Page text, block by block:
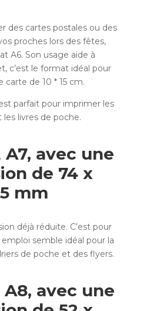
des cartes postales ou des
proches lors des fêtes,
A6. Son usage aide à
c’est le format idéal pour
carte de 10 * 15 cm.
est parfait pour imprimer les
les livres de poche.
avec une
de 74 x
mm
déjà réduite. C’est pour
semble idéal pour la
de poche et des flyers.
avec une